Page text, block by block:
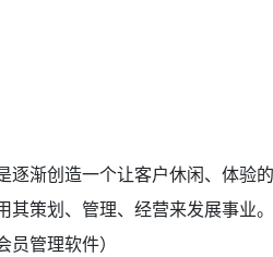
逐渐创造一个让客户休闲、体验
其策划、管理、经营来发展事业
管理软件）